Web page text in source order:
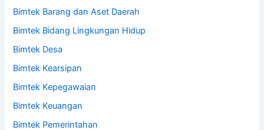
Bimtek Barang dan Aset Daerah
Bimtek Bidang Lingkungan Hidup
Bimtek Desa
Bimtek Kearsipan
Bimtek Kepegawaian
Bimtek Keuangan
Bimtek Pemerintahan